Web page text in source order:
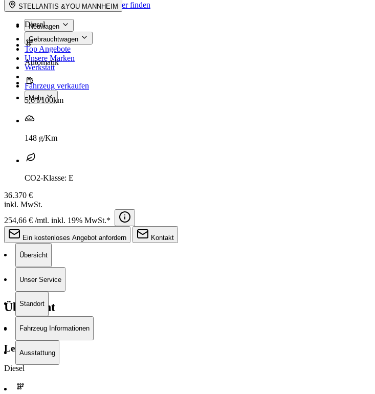
suche button - icon Händler finden
Neuwagen
Gebrauchtwagen
Top Angebote
Unsere Marken
Werkstatt
Fahrzeug verkaufen
Mehr
STELLANTIS &YOU MANNHEIM
Diesel
Automatik
5,6 l/100km
148 g/Km
CO2-Klasse: E
36.370 €
inkl. MwSt.
254,66 € /mtl. inkl. 19% MwSt.*
Ein kostenloses Angebot anfordern Kontakt
Übersicht
Unser Service
Standort
Fahrzeug Informationen
Ausstattung
Übersicht
Leistung
Diesel